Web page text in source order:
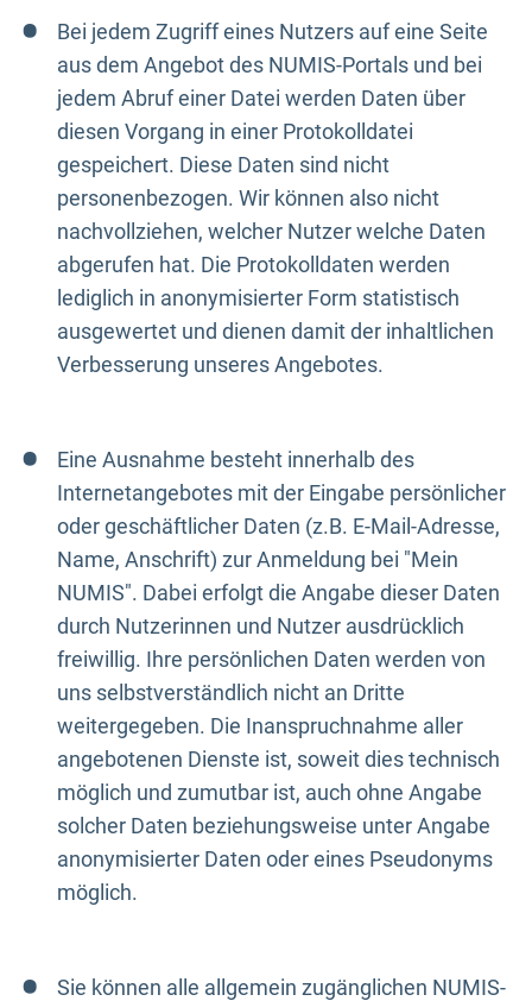
Bei jedem Zugriff eines Nutzers auf eine Seite
aus dem Angebot des NUMIS-Portals und bei
jedem Abruf einer Datei werden Daten über
diesen Vorgang in einer Protokolldatei
gespeichert. Diese Daten sind nicht
personenbezogen. Wir können also nicht
nachvollziehen, welcher Nutzer welche Daten
abgerufen hat. Die Protokolldaten werden
lediglich in anonymisierter Form statistisch
ausgewertet und dienen damit der inhaltlichen
Verbesserung unseres Angebotes.
Eine Ausnahme besteht innerhalb des
Internetangebotes mit der Eingabe persönlicher
oder geschäftlicher Daten (z.B. E-Mail-Adresse,
Name, Anschrift) zur Anmeldung bei "Mein
NUMIS". Dabei erfolgt die Angabe dieser Daten
durch Nutzerinnen und Nutzer ausdrücklich
freiwillig. Ihre persönlichen Daten werden von
uns selbstverständlich nicht an Dritte
weitergegeben. Die Inanspruchnahme aller
angebotenen Dienste ist, soweit dies technisch
möglich und zumutbar ist, auch ohne Angabe
solcher Daten beziehungsweise unter Angabe
anonymisierter Daten oder eines Pseudonyms
möglich.
Sie können alle allgemein zugänglichen NUMIS-